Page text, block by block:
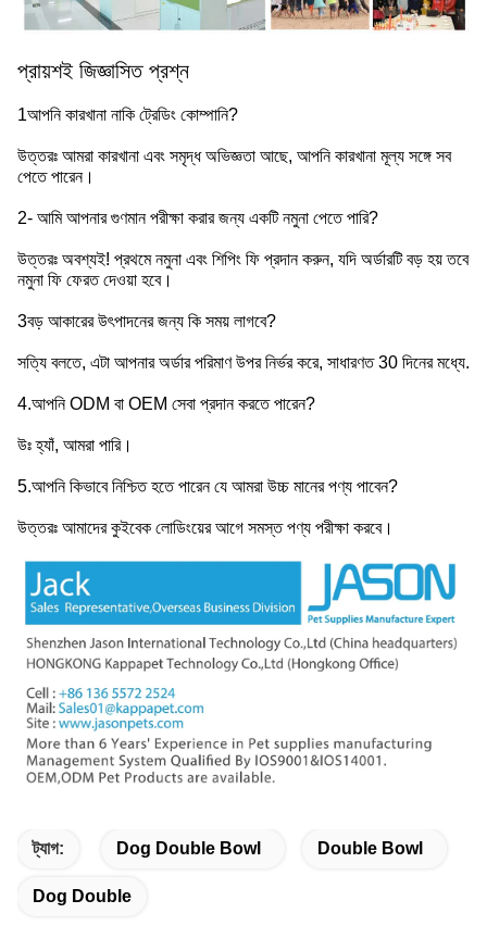
প্রায়শই জিজ্ঞাসিত প্রশ্ন
1আপনি কারখানা নাকি ট্রেডিং কোম্পানি?
উত্তরঃ আমরা কারখানা এবং সমৃদ্ধ অভিজ্ঞতা আছে, আপনি কারখানা মূল্য সঙ্গে সব
পেতে পারেন।
2- আমি আপনার গুণমান পরীক্ষা করার জন্য একটি নমুনা পেতে পারি?
উত্তরঃ অবশ্যই! প্রথমে নমুনা এবং শিপিং ফি প্রদান করুন, যদি অর্ডারটি বড় হয় তবে
নমুনা ফি ফেরত দেওয়া হবে।
3বড় আকারের উৎপাদনের জন্য কি সময় লাগবে?
সত্যি বলতে, এটা আপনার অর্ডার পরিমাণ উপর নির্ভর করে, সাধারণত 30 দিনের মধ্যে.
4.আপনি ODM বা OEM সেবা প্রদান করতে পারেন?
উঃ হ্যাঁ, আমরা পারি।
5.আপনি কিভাবে নিশ্চিত হতে পারেন যে আমরা উচ্চ মানের পণ্য পাবেন?
উত্তরঃ আমাদের কুইবেক লোডিংয়ের আগে সমস্ত পণ্য পরীক্ষা করবে।
ট্যাগ: Dog Double Bowl Double Bowl
Dog Double